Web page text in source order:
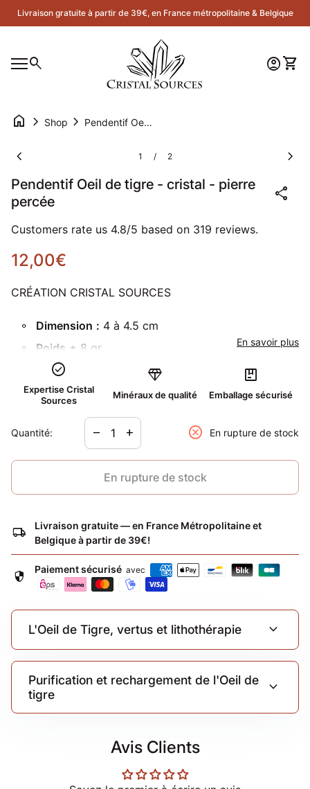
Skip to content
Livraison gratuite à partir de 39€, en France métropolitaine & Belgique
Navigation mobile
search
Accueil
Compte
account_circle Voir
shopping_cart
home chevron_right Shop chevron_right Pendentif Oeil de tigre - cristal - pierre percée
chevron_left 1 / 2 chevron_right
Pendentif Oeil de tigre - cristal - pierre
percée
share
Customers rate us 4.8/5 based on 319 reviews.
Prix normal
12,00€
CRÉATION CRISTAL SOURCES
Dimension : 4 à 4.5 cm
Poids ± 8 gr
Localité :
Afrique du sud
Mot clé :protection
Avec le pendentif, un cordon noir vous est offert !
Chaque pièce de ce lot a été sélectionnée par nos
soins. Vous recevrez une pierre du lot pris en photo
En savoir plus
check_circle
Expertise Cristal
Sources
diamond
Minéraux de qualité
package
Emballage sécurisé
Quantité:
Diminuer la quantité pour
remove
Augmenter la quantité pour
add cancel En rupture de stock
En rupture de stock
local_shipping
Livraison gratuite — en France Métropolitaine et
Belgique à partir de 39€!
security Paiement sécurisé avec
L'Oeil de Tigre, vertus et lithothérapie expand_more
Purification et rechargement de l'Oeil de
tigre
expand_more
Avis Clients